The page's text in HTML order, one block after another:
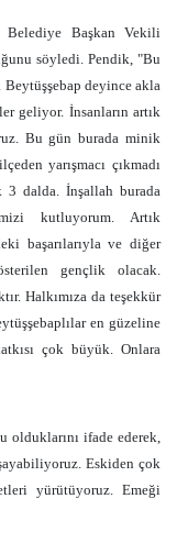
Belediye Başkan Vekili
söyledi. Pendik, "Bu
deyince akla
geliyor. İnsanların artık
Bu gün burada minik
yarışmacı çıkmadı
3 dalda. İnşallah burada
kutluyorum. Artık
başarılarıyla ve diğer
gençlik olacak.
Halkımıza da teşekkür
en güzeline
çok büyük. Onlara
olduklarını ifade ederek,
Eskiden çok
yürütüyoruz. Emeği